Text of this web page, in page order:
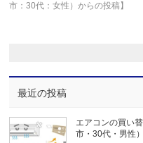
市：30代：女性）からの投稿】
最近の投稿
エアコンの買い
市・30代・男性）